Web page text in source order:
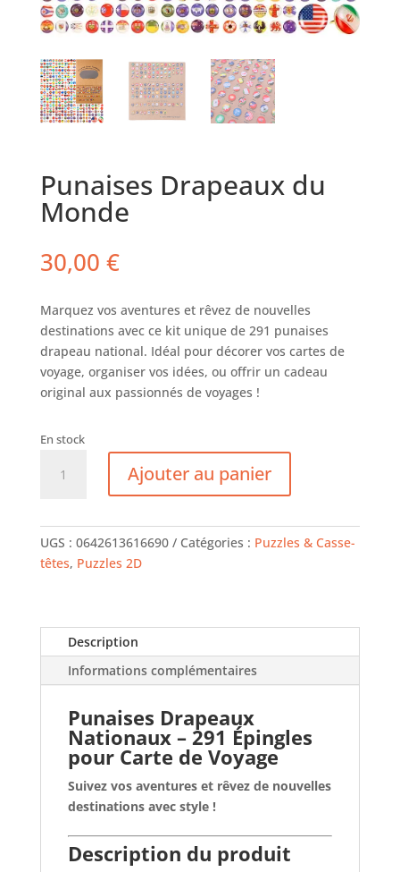
Punaises Drapeaux du
Monde
30,00 €
Marquez vos aventures et rêvez de nouvelles
destinations avec ce kit unique de 291 punaises
drapeau national. Idéal pour décorer vos cartes de
voyage, organiser vos idées, ou offrir un cadeau
original aux passionnés de voyages !
En stock
du
Monde
Ajouter au panier
UGS : 0642613616690 Catégories : Puzzles & Casse-
têtes, Puzzles 2D
Description
Informations complémentaires
Punaises Drapeaux
Nationaux – 291 Épingles
pour Carte de Voyage
Suivez vos aventures et rêvez de nouvelles
destinations avec style !
Description du produit